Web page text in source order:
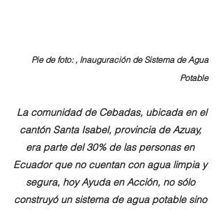
Pie de foto: , Inauguración de Sistema de Agua
Potable
La comunidad de Cebadas, ubicada en el
cantón Santa Isabel, provincia de Azuay,
era parte del 30% de las personas en
Ecuador que no cuentan con agua limpia y
segura, hoy Ayuda en Acción, no sólo
construyó un sistema de agua potable sino